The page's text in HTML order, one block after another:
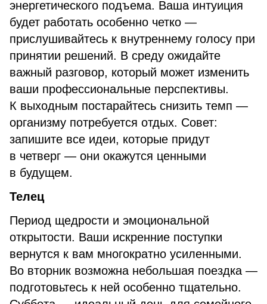
энергетического подъема. Ваша интуиция
будет работать особенно четко —
прислушивайтесь к внутреннему голосу при
принятии решений. В среду ожидайте
важный разговор, который может изменить
ваши профессиональные перспективы.
К выходным постарайтесь снизить темп —
организму потребуется отдых. Совет:
запишите все идеи, которые придут
в четверг — они окажутся ценными
в будущем.
Телец
Период щедрости и эмоциональной
открытости. Ваши искренние поступки
вернутся к вам многократно усиленными.
Во вторник возможна небольшая поездка —
подготовьтесь к ней особенно тщательно.